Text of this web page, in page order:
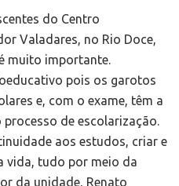
do Centro
Valadares, no Rio Doce,
muito importante.
pois os garotos
e, com o exame, têm a
de escolarização.
aos estudos, criar e
vida, tudo por meio da
da unidade, Renato